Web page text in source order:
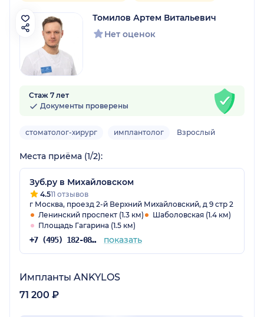
Томилов Артем Витальевич
Нет оценок
Стаж 7 лет
Документы проверены
стоматолог-хирург имплантолог Взрослый
Места приёма (1/2):
Зуб.ру в Михайловском
4.511 отзывов
г Москва, проезд 2-й Верхний Михайловский, д 9 стр 2
Ленинский проспект (1.3 км)
Шаболовская (1.4 км)
Площадь Гагарина (1.5 км)
+7 (495) 182-08-75 показать
Импланты ANKYLOS
71 200 ₽